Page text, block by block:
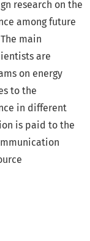
research on the
among future
main
are
on energy
to the
in different
is paid to the